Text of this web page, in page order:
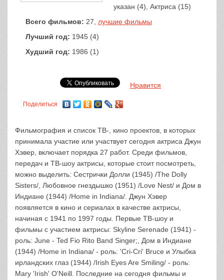
указан (4), Актриса (15)
Всего фильмов: 27, лучшие фильмы
Лучший год: 1945 (4)
Худший год: 1986 (1)
Нравится
Поделиться
Фильмография и список ТВ-, кино проектов, в которых
принимала участие или участвует сегодня актриса Джун
Хэвер, включает порядка 27 работ. Среди фильмов,
передач и ТВ-шоу актрисы, которые стоит посмотреть,
можно выделить: Сестрички Долли (1945) /The Dolly
Sisters/, Любовное гнездышко (1951) /Love Nest/ и Дом в
Индиане (1944) /Home in Indiana/. Джун Хэвер
появляется в кино и сериалах в качестве актрисы,
начиная с 1941 по 1997 годы. Первые ТВ-шоу и
фильмы с участием актрисы: Skyline Serenade (1941) -
роль: June - Ted Fio Rito Band Singer;, Дом в Индиане
(1944) /Home in Indiana/ - роль: 'Cri-Cri' Bruce и Улыбка
ирландских глаз (1944) /Irish Eyes Are Smiling/ - роль:
Mary 'Irish' O'Neill. Последние на сегодня фильмы и